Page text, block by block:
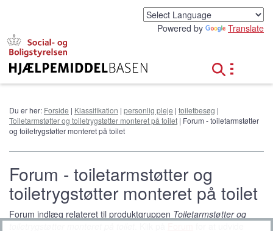
Powered by Translate
Du er her: Forside | Klassifikation | personlig pleje | toiletbesøg |
Toiletarmstøtter og toiletrygstøtter monteret på toilet | Forum - toiletarmstøtter
og toiletrygstøtter monteret på toilet
Forum - toiletarmstøtter og
toiletrygstøtter monteret på toilet
Forum indlæg relateret til produktgruppen Toiletarmstøtter og